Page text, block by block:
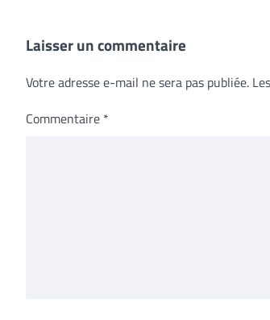
Laisser un commentaire
Votre adresse e-mail ne sera pas publiée.
Commentaire *